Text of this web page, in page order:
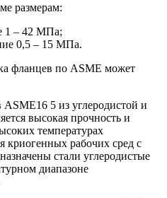
размерам:
1 – 42 МПа;
0,5 – 15 МПа.
фланцев по ASME может
5 из углеродистой и
высокая прочность и
температурах
криогенных рабочих сред с
стали углеродистые
диапазоне